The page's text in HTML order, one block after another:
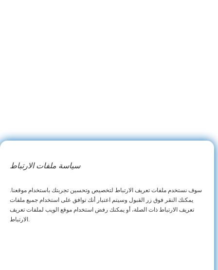
سياسة ملفات الارتباط
سوف نستخدم ملفات تعريف الارتباط لتخصيص وتحسين تجربتك باستخدام موقعنا.
يمكنك النقر فوق زر القبول وسيتم اعتبار أنك توافق على استخدام جميع ملفات
تعريف الارتباط ذات الصلة، أو يمكنك رفض استخدام موقع الويب لملفات تعريف
الارتباط.